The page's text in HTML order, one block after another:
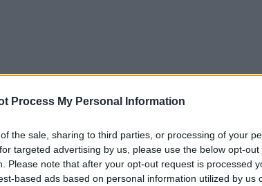
Process My Personal Information
the sale, sharing to third parties, or processing of your
targeted advertising by us, please use the below opt-out
Please note that after your opt-out request is processed
based ads based on personal information utilized by us